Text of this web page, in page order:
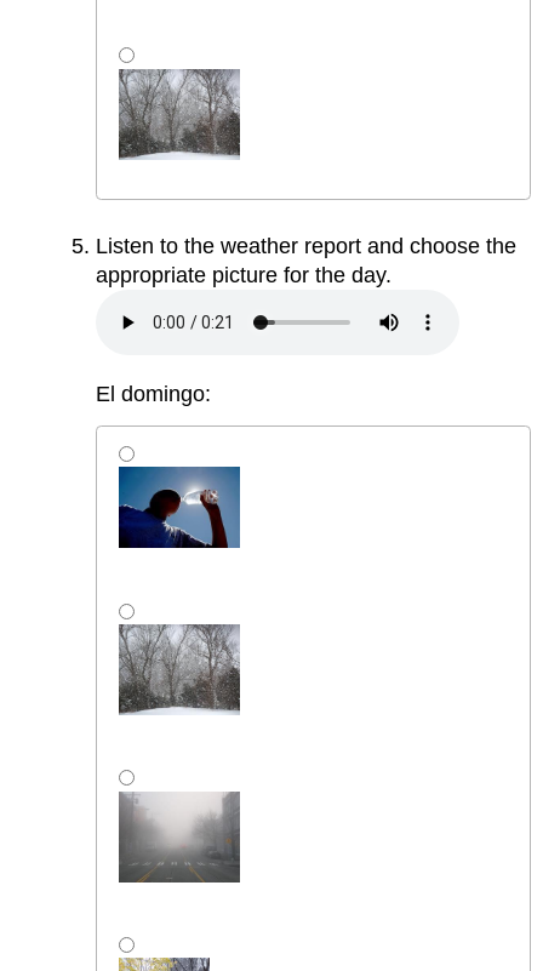
Listen to the weather report and choose the
appropriate picture for the day.
El domingo: